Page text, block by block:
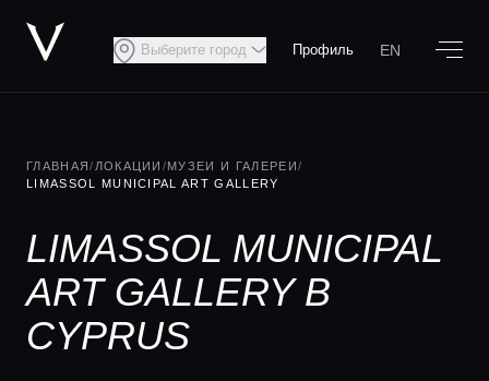
Выберите город Профиль EN
ГЛАВНАЯ/ ЛОКАЦИИ /МУЗЕИ И ГАЛЕРЕИ/
LIMASSOL MUNICIPAL ART GALLERY
LIMASSOL MUNICIPAL
ART GALLERY В
CYPRUS